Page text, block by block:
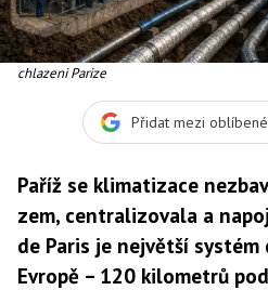
chlazeni Parize
Přidat mezi
Paříž se klimatizace
zem, centralizovala a
de Paris je největší
Evropě – 120 kilometrů